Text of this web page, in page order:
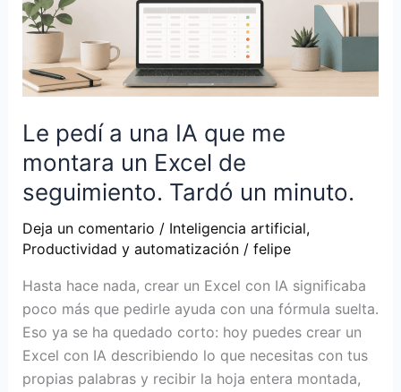
Le pedí a una IA que me
montara un Excel de
seguimiento. Tardó un minuto.
Deja un comentario / Inteligencia artificial,
Productividad y automatización/ felipe
Hasta hace nada, crear un Excel con IA significaba
poco más que pedirle ayuda con una fórmula suelta.
Eso ya se ha quedado corto: hoy puedes crear un
Excel con IA describiendo lo que necesitas con tus
propias palabras y recibir la hoja entera montada,